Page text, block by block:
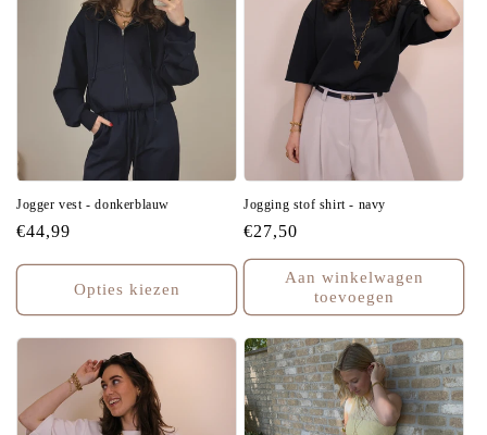
Jogger vest - donkerblauw
Normale
€44,99
Opties kiezen
Jogging stof shirt - navy
Normale
prijs
€27,50
Aan winkelwagen
toevoegen